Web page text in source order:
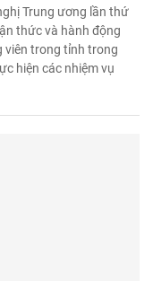
Trung ương lần thứ
thức và hành động
viên trong tỉnh trong
hiện các nhiệm vụ